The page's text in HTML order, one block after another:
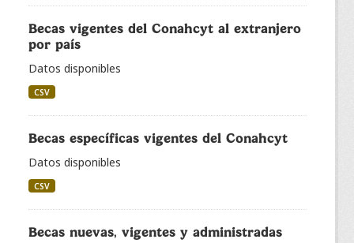
Becas vigentes del Conahcyt al extranjero
por país
Datos disponibles
CSV
Becas específicas vigentes del Conahcyt
Datos disponibles
CSV
Becas nuevas, vigentes y administradas